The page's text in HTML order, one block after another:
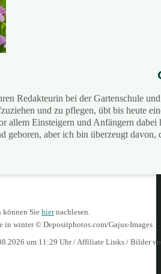
Redakteurin bei der Gartenschule
und zu pflegen, übt bis heute
allem Einsteigern und Anfängern
geboren, aber ich bin überzeugt
können Sie hiernachlesen.
in winter © Depositphotos.com/Gajus-Images
um 11:29 Uhr / Affiliate Links / Bilder